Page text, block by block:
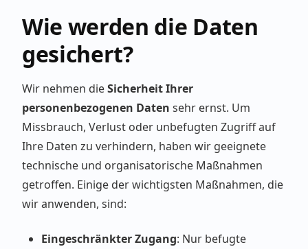
Wie werden die Daten
gesichert?
Wir nehmen dieSicherheit Ihrer
personenbezogenen Daten sehr ernst. Um
Missbrauch, Verlust oder unbefugten Zugriff auf
Ihre Daten zu verhindern, haben wir geeignete
technische und organisatorische Maßnahmen
getroffen. Einige der wichtigsten Maßnahmen, die
wir anwenden, sind:
Eingeschränkter Zugang: Nur befugte